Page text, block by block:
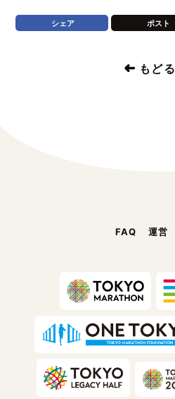
シェア ポスト
もどる
FAQ 運営